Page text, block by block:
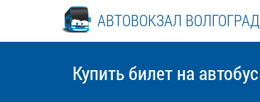
АВТОВОКЗАЛ ВОЛГОГРАД
Купить билет на автобус